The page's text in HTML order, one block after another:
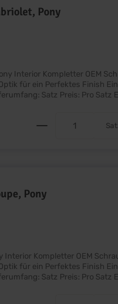
Pony
für den
Produkt
Pony
für den